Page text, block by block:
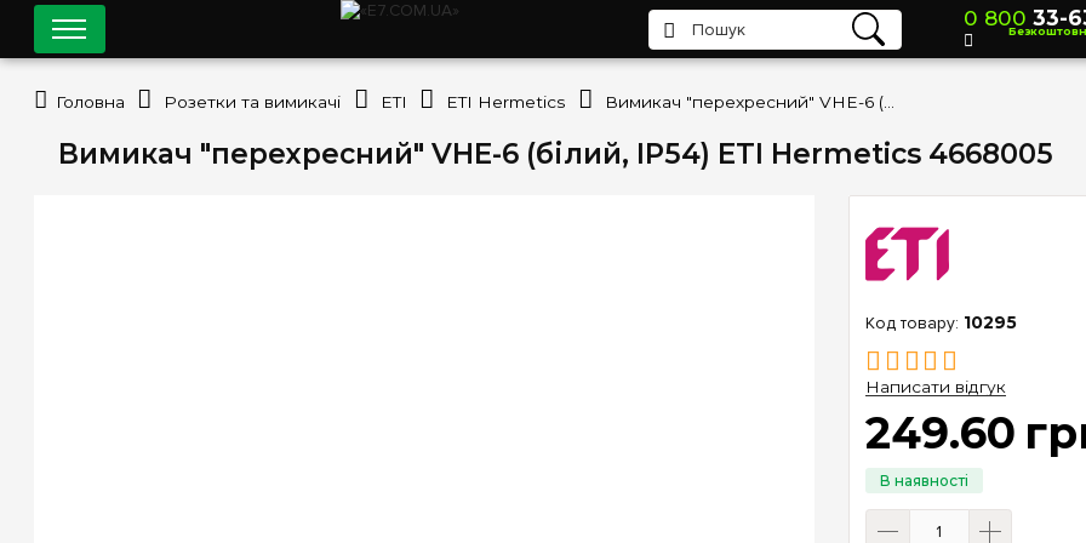
Вимикач "перехресний" VHE-6 (білий, IP54) ETI Hermetics 4668005
10295
Написати відгук
249.60
0 800 33-
Головна Розетки та вимикачі ETI ETI Hermetics